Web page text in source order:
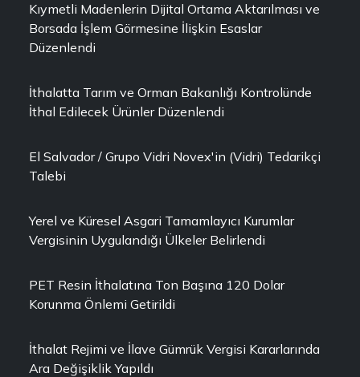
Kıymetli Madenlerin Dijital Ortama Aktarılması ve
Borsada İşlem Görmesine İlişkin Esaslar
Düzenlendi
İthalatta Tarım ve Orman Bakanlığı Kontrolünde
İthal Edilecek Ürünler Düzenlendi
El Salvador / Grupo Vidri Novex'in (Vidri) Tedarikçi
Talebi
Yerel ve Küresel Asgari Tamamlayıcı Kurumlar
Vergisinin Uygulandığı Ülkeler Belirlendi
PET Resin İthalatına Ton Başına 120 Dolar
Korunma Önlemi Getirildi
İthalat Rejimi ve İlave Gümrük Vergisi Kararlarında
Ara Değişiklik Yapıldı